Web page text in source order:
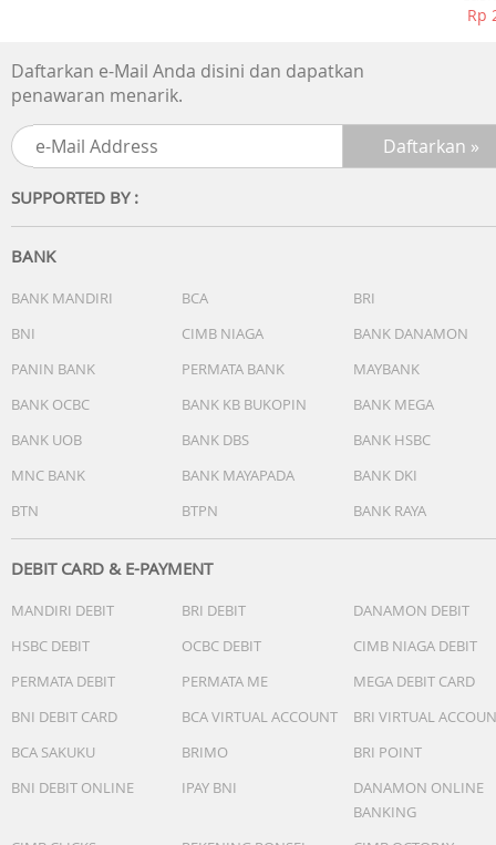
Rp
Daftarkan e-Mail Anda disini dan dapatkan
penawaran menarik.
SUPPORTED BY :
BANK
BANK MANDIRI BCA
BRI
BNI
CIMB NIAGA
BANK DANAMON
PANIN BANK
PERMATA BANK
MAYBANK
BANK OCBC
BANK KB BUKOPIN
BANK MEGA
BANK UOB
BANK DBS
BANK HSBC
MNC BANK
BANK MAYAPADA
BANK DKI
BTN
BTPN BANK RAYA
DEBIT CARD & E-PAYMENT
MANDIRI DEBIT BRI DEBIT
DANAMON DEBIT
HSBC DEBIT
OCBC DEBIT
CIMB NIAGA DEBIT
PERMATA DEBIT
PERMATA ME
MEGA DEBIT CARD
BNI DEBIT CARD
BCA VIRTUAL ACCOUNT
BRI VIRTUAL
BCA SAKUKU
BRIMO
BRI POINT
BNI DEBIT ONLINE
IPAY BNI
DANAMON ONLINE
BANKING